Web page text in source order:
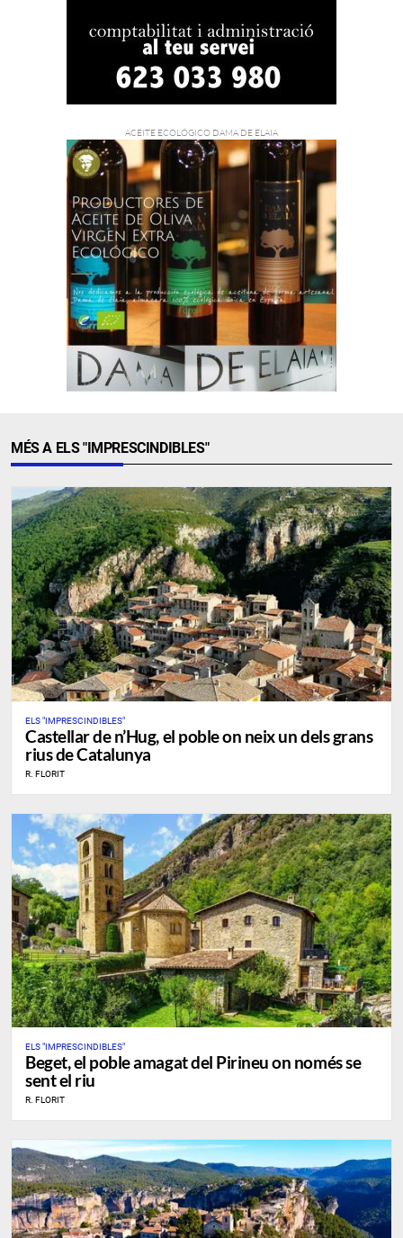
MÉS A ELS "IMPRESCINDIBLES"
ELS "IMPRESCINDIBLES"
​Castellar de n’Hug, el poble on neix un dels grans
rius de Catalunya
R. FLORIT
ELS "IMPRESCINDIBLES"
​Beget, el poble amagat del Pirineu on només se
sent el riu
R. FLORIT